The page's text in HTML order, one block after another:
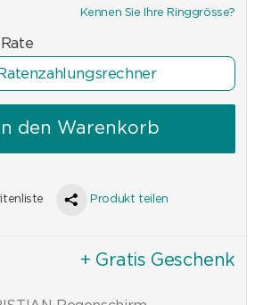
Kennen Sie Ihre Ringgrösse?
In den Warenkorb
Produkt teilen
+ Gratis Geschenk